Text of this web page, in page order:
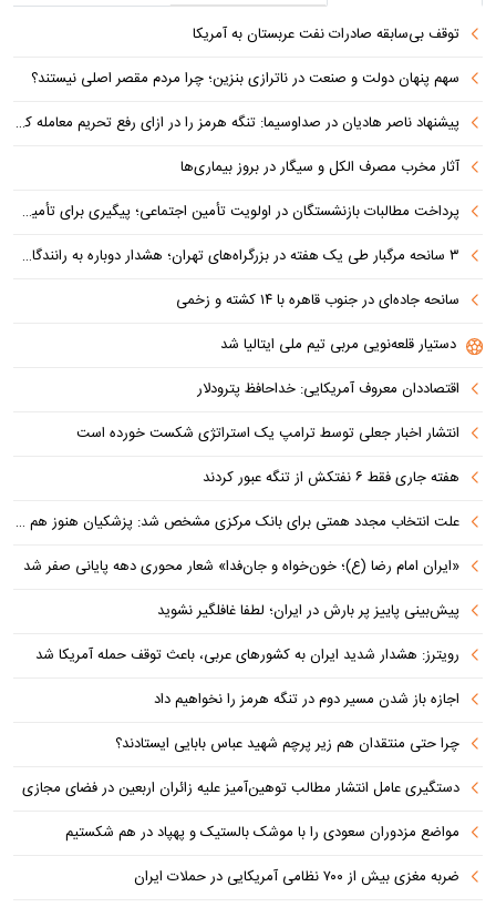
توقف بی‌سابقه صادرات نفت عربستان به آمریکا
سهم پنهان دولت و صنعت در ناترازی بنزین؛ چرا مردم مقصر اصلی نیستند؟
پیشنهاد ناصر هادیان در صداوسیما: تنگه هرمز را در ازای رفع تحریم معامله کنیم
آثار مخرب مصرف الکل و سیگار در بروز بیماری‌ها
پرداخت مطالبات بازنشستگان در اولویت تأمین اجتماعی؛ پیگیری برای تأمین منابع ادامه دارد
۳ سانحه مرگبار طی یک هفته در بزرگراه‌های تهران؛ هشدار دوباره به رانندگان و عابران
سانحه جاده‌ای در جنوب قاهره با ۱۴ کشته و زخمی
دستیار قلعه‌نویی مربی تیم ملی ایتالیا شد
اقتصاددان معروف آمریکایی: خداحافظ پترودلار
انتشار اخبار جعلی توسط ترامپ یک استراتژی شکست خورده است
هفته جاری فقط ۶ نفتکش از تنگه عبور کردند
علت انتخاب مجدد همتی برای بانک مرکزی مشخص شد: پزشکیان هنوز هم متوجه نشده است چرا همتی استیضاح شد!
«ایران امام رضا (ع)؛ خون‌خواه و جان‌فدا» شعار محوری دهه پایانی صفر شد
پیش‌بینی پاییز پر بارش در ایران؛ لطفا غافلگیر نشوید
رویترز: هشدار شدید ایران به کشورهای عربی، باعث توقف حمله آمریکا شد
اجازه باز شدن مسیر دوم در تنگه هرمز را نخواهیم داد
چرا حتی منتقدان هم زیر پرچم شهید عباس بابایی ایستادند؟
دستگیری عامل انتشار مطالب توهین‌آمیز علیه زائران اربعین در فضای مجازی
مواضع مزدوران سعودی را با موشک بالستیک و پهپاد در هم شکستیم
ضربه مغزی بیش از ۷۰۰ نظامی آمریکایی در حملات ایران